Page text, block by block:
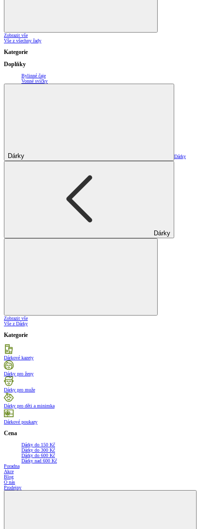
Zobrazit vše
Vše z všechny řady
Kategorie
Doplňky
Bylinné čaje
Vonné svíčky
Dárky Dárky
Dárky
Zobrazit vše
Vše z Dárky
Kategorie
Dárkové kazety
Dárky pro ženy
Dárky pro muže
Dárky pro děti a minimka
Dárkové poukazy
Cena
Dárky do 150 Kč
Dárky do 300 Kč
Dárky do 600 Kč
Dárky nad 600 Kč
Poradna
Akce
Blog
O nás
Prodejny